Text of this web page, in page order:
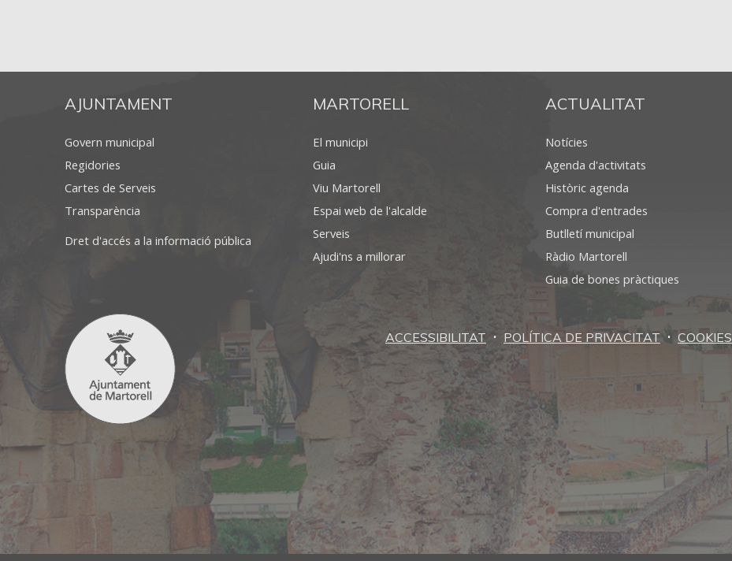
AJUNTAMENT
Govern municipal
Regidories
Cartes de Serveis
Transparència
Dret d'accés a la informació pública
MARTORELL
El municipi
Guia
Viu Martorell
Espai web de l'alcalde
Serveis
Ajudi'ns a millorar
ACTUALITAT
Notícies
Agenda d'activitats
Històric agenda
Compra d'entrades
Butlletí municipal
Ràdio Martorell
Guia de bones pràctiques
ACCESSIBILITAT · POLÍTICA DE PRIVACITAT · COOKIES